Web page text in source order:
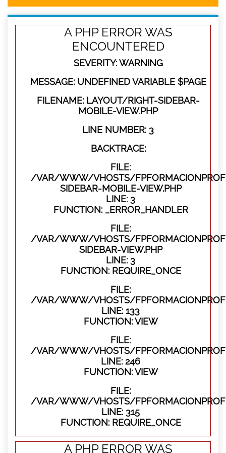
A PHP ERROR WAS
ENCOUNTERED
SEVERITY: WARNING
MESSAGE: UNDEFINED VARIABLE $PAGE
FILENAME: LAYOUT/RIGHT-SIDEBAR-
MOBILE-VIEW.PHP
LINE NUMBER: 3
BACKTRACE:
FILE:
/VAR/WWW/VHOSTS/
SIDEBAR-MOBILE-VIEW.PHP
LINE: 3
FUNCTION: _ERROR_HANDLER
FILE:
/VAR/WWW/VHOSTS/
SIDEBAR-VIEW.PHP
LINE: 3
FUNCTION: REQUIRE_ONCE
FILE:
/VAR/WWW/VHOSTS/
LINE: 133
FUNCTION: VIEW
FILE:
/VAR/WWW/VHOSTS/
LINE: 246
FUNCTION: VIEW
FILE:
/VAR/WWW/VHOSTS/
LINE: 315
FUNCTION: REQUIRE_ONCE
A PHP ERROR WAS